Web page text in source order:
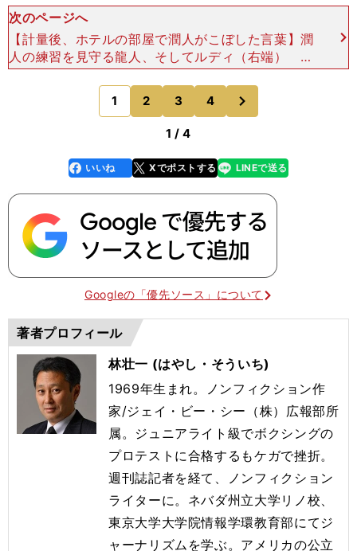
次のページへ
【計量後、ホテルの部屋で潤人がこぼした言葉】潤
人の練習を見守る龍人、そしてルディ（右端） 笑
顔を絶やさない龍人の存在は、チーム中谷の空気を
和ませる。潤人が歯を食いしばってハードなメニュ
ーをこなす際
1 2 3 4
のページへ
1 / 4
faceboo
k
いいね Xでポストする
line LINEで送る
Googleの「優先ソース」について
著者プロフィール
林壮一 (はやし・そういち)
1969年生まれ。ノンフィクション作
家/ジェイ・ビー・シー（株）広報部所
属。ジュニアライト級でボクシングの
プロテストに合格するもケガで挫折。
週刊誌記者を経て、ノンフィクション
ライターに。ネバダ州立大学リノ校、
東京大学大学院情報学環教育部にてジ
ャーナリズムを学ぶ。アメリカの公立